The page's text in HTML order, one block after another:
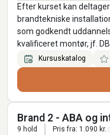
Efter kurset kan
brandtekniske
som godkendt
kvalificeret montør, jf.
Kursuskatalog
Brand 2 - ABA og
9 hold Pris fra: 1.090 kr.